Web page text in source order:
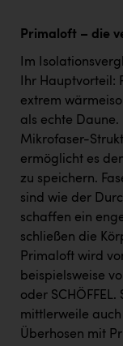
Primaloft – die
Im
Ihr
extrem
als echte
Mikrofaser-
ermöglicht es
zu speichern.
sind wie der
schaffen ein
schließen die
Primaloft wird
beispielsweise
oder
mittlerweile
Überhosen mit